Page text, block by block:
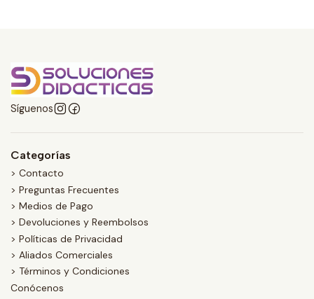
Síguenos
Categorías
> Contacto
> Preguntas Frecuentes
> Medios de Pago
> Devoluciones y Reembolsos
> Políticas de Privacidad
> Aliados Comerciales
> Términos y Condiciones
Conócenos